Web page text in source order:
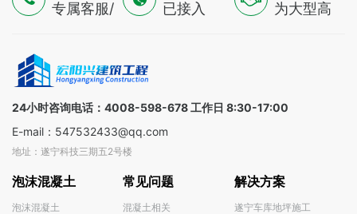
服务
专属客服/
三线支持
已接入
验
为大型高
24小时咨询电话：4008-598-678 工作日 8:30-17:00
E-mail：547532433@qq.com
地址：遂宁科技三期五2号楼
泡沫混凝土
泡沫混凝土
常见问题
混凝土相关
解决方案
遂宁车库地坪施工